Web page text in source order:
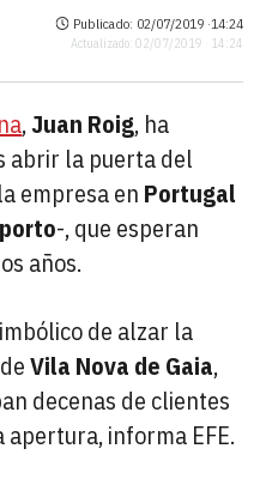
Publicado: 02/07/2019 ·14:24
Actualizado: 02/07/2019 · 14:24
,Juan Roig, ha
abrir la puerta del
empresa en Portugal
-, que esperan
años.
de alzar la
Vila Nova de Gaia,
decenas de clientes
informa EFE.